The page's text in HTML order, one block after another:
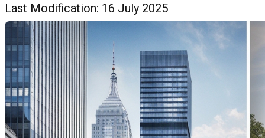
Last Modification: 16 July 2025